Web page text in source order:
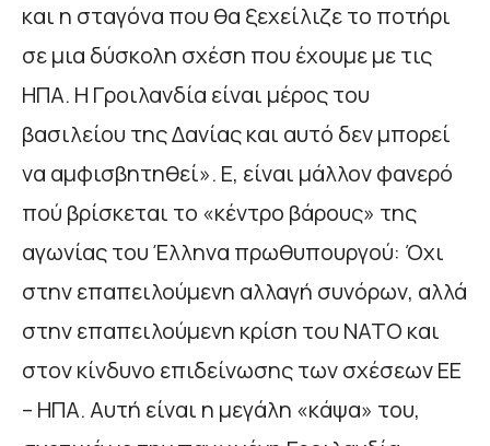
και η σταγόνα που θα ξεχείλιζε το ποτήρι
σε μια δύσκολη σχέση που έχουμε με τις
ΗΠΑ. Η Γροιλανδία είναι μέρος του
βασιλείου της Δανίας και αυτό δεν μπορεί
να αμφισβητηθεί». Ε, είναι μάλλον φανερό
πού βρίσκεται το «κέντρο βάρους» της
αγωνίας του Έλληνα πρωθυπουργού: Όχι
στην επαπειλούμενη αλλαγή συνόρων, αλλά
στην επαπειλούμενη κρίση του ΝΑΤΟ και
στον κίνδυνο επιδείνωσης των σχέσεων ΕΕ
– ΗΠΑ. Αυτή είναι η μεγάλη «κάψα» του,